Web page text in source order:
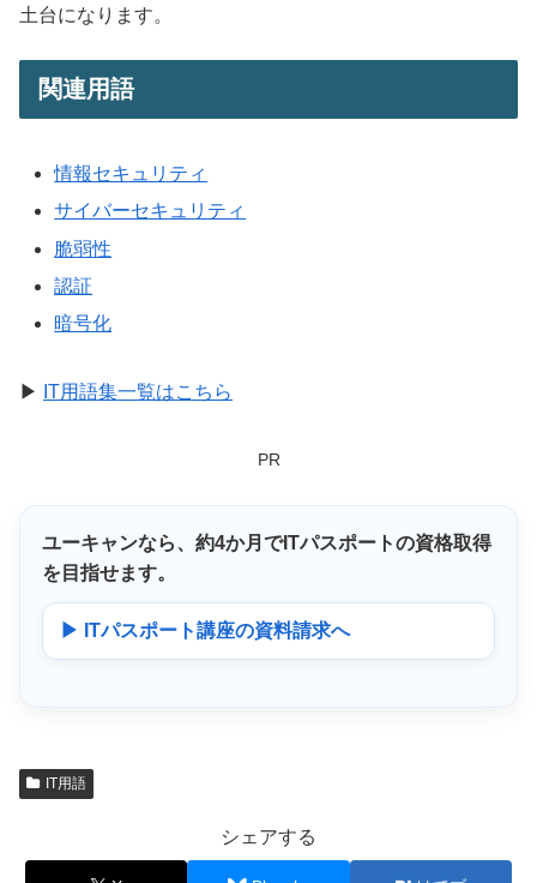
土台になります。
関連用語
情報セキュリティ
サイバーセキュリティ
脆弱性
認証
暗号化
▶ IT用語集一覧はこちら
PR
ユーキャンなら、 約4か月 でITパスポートの資格取得
を目指せます。
▶ ITパスポート講座の資料請求へ
IT用語
シェアする